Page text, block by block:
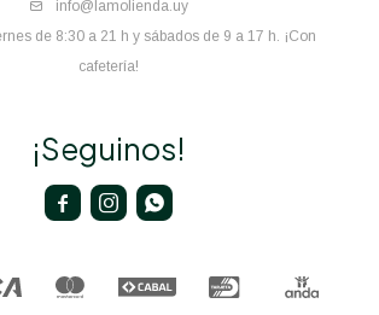
info@lamolienda.uy
de 8:30 a 21 h y sábados de 9 a 17 h. ¡Con
cafetería!
¡Seguinos!
  